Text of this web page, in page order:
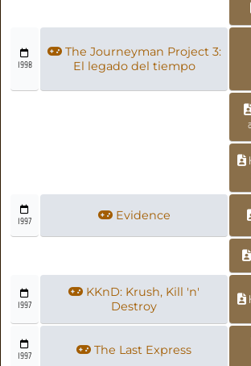
1998
The Journeyman Project 3:
El legado del tiempo
1997 Evidence
1997
KKnD: Krush, Kill 'n'
Destroy
1997 The Last Express